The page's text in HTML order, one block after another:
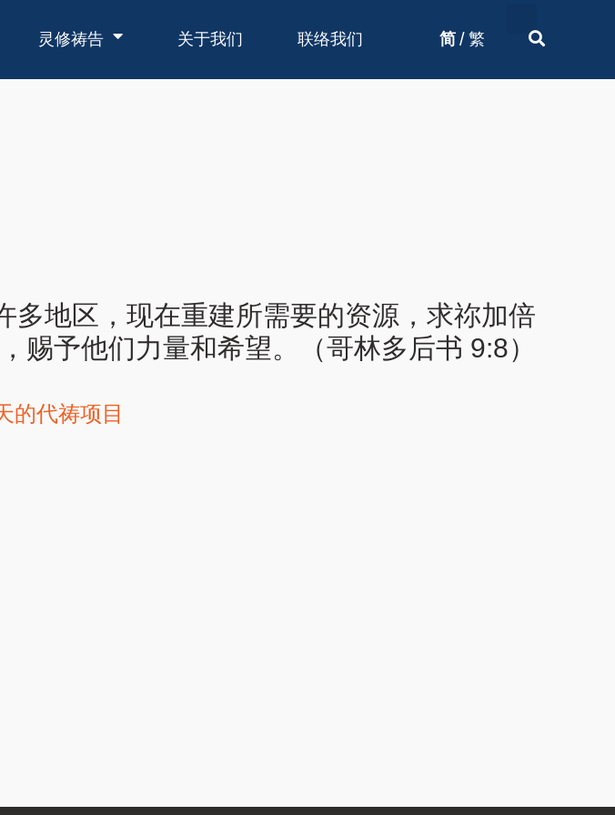
灵修祷告 关于我们 联络我们 简 / 繁
多地区，现在重建所需要的资源，求祢加倍
赐予他们力量和希望。（哥林多后书 9:8）
的代祷项目